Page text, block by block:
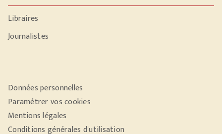
Libraires
Journalistes
Données personnelles
Paramétrer vos cookies
Mentions légales
Conditions générales d'utilisation